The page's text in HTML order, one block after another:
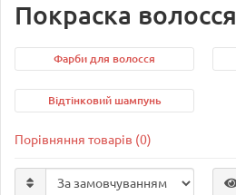
Покраска волосся
Фарби для волосся
Відтінковий шампунь
Порівняння товарів (0)